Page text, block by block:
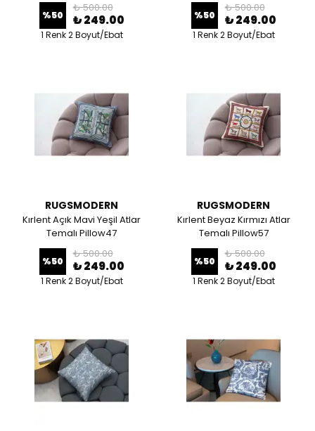
%50
₺ 500.00
₺ 249.00
1 Renk 2 Boyut/Ebat
%50
₺ 500.00
₺ 249.00
1 Renk 2 Boyut/Ebat
RUGSMODERN
Kırlent Açık Mavi Yeşil Atlar
Temalı Pillow47
%50
₺ 500.00
₺ 249.00
1 Renk 2 Boyut/Ebat
RUGSMODERN
Kırlent Beyaz Kırmızı Atlar
Temalı Pillow57
%50
₺ 500.00
₺ 249.00
1 Renk 2 Boyut/Ebat